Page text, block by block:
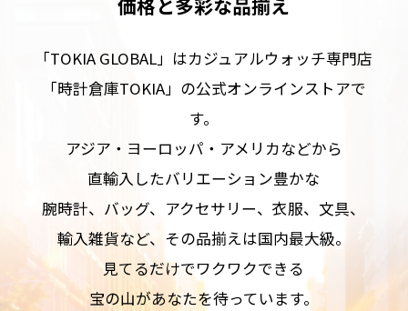
価格と多彩な品揃え
「TOKIA GLOBAL」はカジュアルウォッチ専門店
「時計倉庫TOKIA」の公式オンラインストアで
す。
アジア・ヨーロッパ・アメリカなどから
直輸入したバリエーション豊かな
腕時計、バッグ、アクセサリー、衣服、文具、
輸入雑貨など、その品揃えは国内最大級。
見てるだけでワクワクできる
宝の山があなたを待っています。